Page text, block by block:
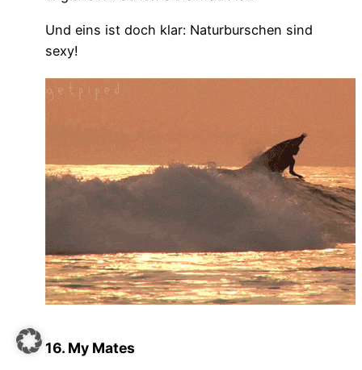
Und eins ist doch klar: Naturburschen sind
sexy!
16. My Mates